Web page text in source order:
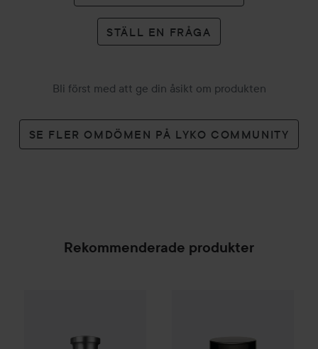
STÄLL EN FRÅGA
Bli först med att ge din åsikt om produkten
SE FLER OMDÖMEN PÅ LYKO COMMUNITY
Rekommenderade produkter